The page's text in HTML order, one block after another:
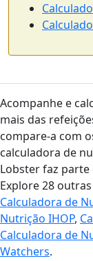
Acompanhe e
mais das
compare-a com
calculadora de
Lobster faz parte
Explore 28
Calculadora de
Nutrição IHOP,
Calculadora de
Watchers.